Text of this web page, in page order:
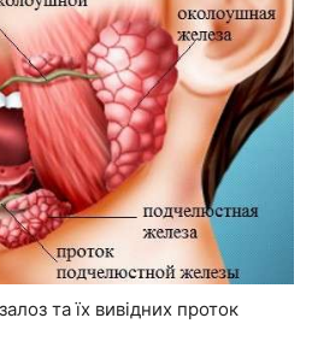
та їх вивідних проток